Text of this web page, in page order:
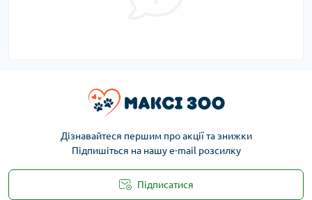
Дізнавайтеся першим про акції та знижки
Підпишіться на нашу e-mail розсилку
Підписатися